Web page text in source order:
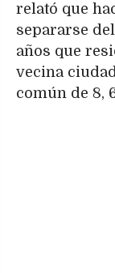
relató que
separarse
años que
vecina
común de 8,